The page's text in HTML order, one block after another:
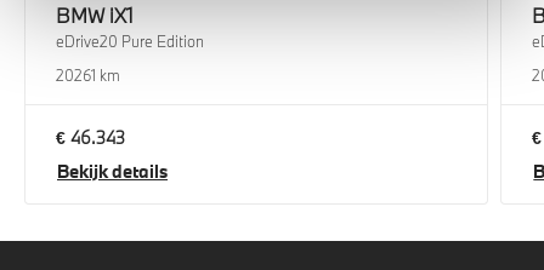
BMW iX1
eDrive20 Pure Edition
20261 km
€ 46.343
Bekijk details